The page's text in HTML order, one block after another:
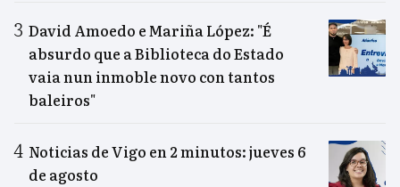
David Amoedo e Mariña López: "É
absurdo que a Biblioteca do Estado
vaia nun inmoble novo con tantos
baleiros"
Noticias de Vigo en 2 minutos: jueves 6
de agosto